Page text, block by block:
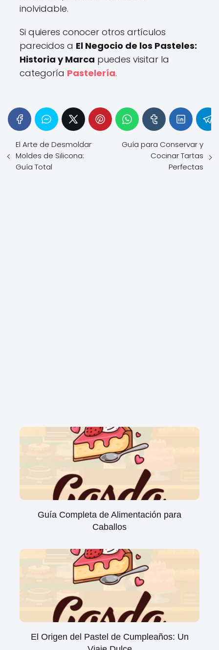
inolvidable.
Si quieres conocer otros artículos
parecidos a El Negocio de los Pasteles:
Historia y Marca puedes visitar la
categoría Pastelería.
El Arte de Desmoldar
Moldes de Silicona:
Guía Total
Guía para Conservar y
Cocinar Tartas
Perfectas
Guía Completa de Alimentación para
Caballos
El Origen del Pastel de Cumpleaños: Un